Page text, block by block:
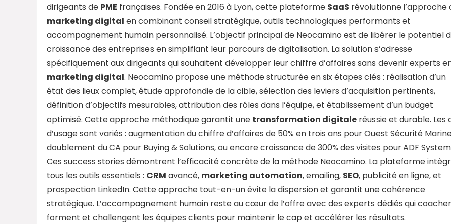
dirigeants de PME françaises. Fondée en 2016 à Lyon, cette plateforme SaaS révolutionne l’approche
marketing digital en combinant conseil stratégique, outils technologiques performants et
accompagnement humain personnalisé. L’objectif principal de Neocamino est de libérer le potentiel
croissance des entreprises en simplifiant leur parcours de digitalisation. La solution s’adresse
spécifiquement aux dirigeants qui souhaitent développer leur chiffre d’affaires sans devenir experts
marketing digital. Neocamino propose une méthode structurée en six étapes clés : réalisation d’un
état des lieux complet, étude approfondie de la cible, sélection des leviers d’acquisition pertinents,
définition d’objectifs mesurables, attribution des rôles dans l’équipe, et établissement d’un budget
optimisé. Cette approche méthodique garantit une transformation digitale réussie et durable. Les
d’usage sont variés : augmentation du chiffre d’affaires de 50% en trois ans pour Ouest Sécurité
doublement du CA pour Buying & Solutions, ou encore croissance de 300% des visites pour ADF
Ces success stories démontrent l’efficacité concrète de la méthode Neocamino. La plateforme
tous les outils essentiels : CRM avancé, marketing automation, emailing, SEO, publicité en ligne, et
prospection LinkedIn. Cette approche tout-en-un évite la dispersion et garantit une cohérence
stratégique. L’accompagnement humain reste au cœur de l’offre avec des experts dédiés qui
forment et challengent les équipes clients pour maintenir le cap et accélérer les résultats.